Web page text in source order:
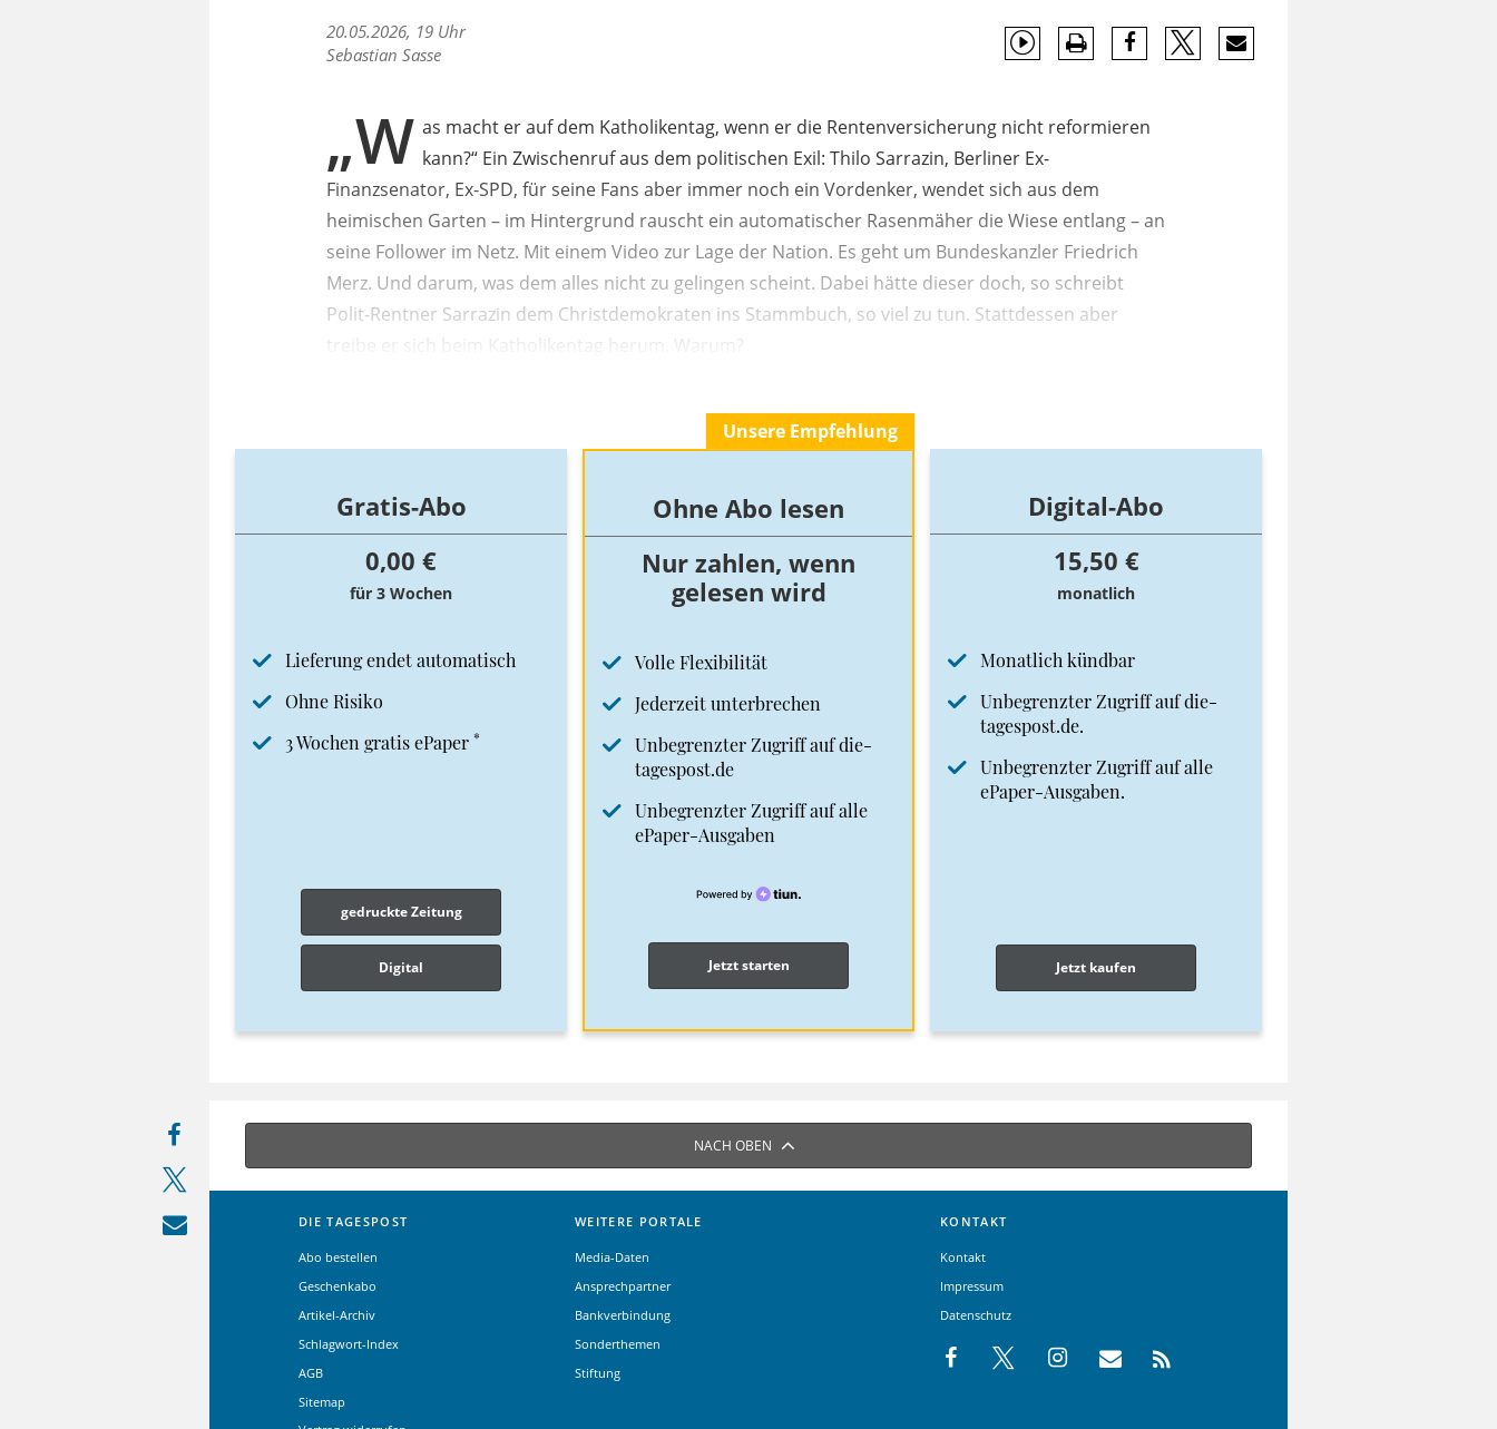
20.05.2026, 19 Uhr
Sebastian Sasse
„W as macht er auf dem Katholikentag, wenn er die Rentenversicherung nicht reformieren
kann?“ Ein Zwischenruf aus dem politischen Exil: Thilo Sarrazin, Berliner Ex-
Finanzsenator, Ex-SPD, für seine Fans aber immer noch ein Vordenker, wendet sich aus dem
heimischen Garten – im Hintergrund rauscht ein automatischer Rasenmäher die Wiese entlang – an
seine Follower im Netz. Mit einem Video zur Lage der Nation. Es geht um Bundeskanzler Friedrich
Merz. Und darum, was dem alles nicht zu gelingen scheint. Dabei hätte dieser doch, so schreibt
Polit-Rentner Sarrazin dem Christdemokraten ins Stammbuch, so viel zu tun. Stattdessen aber
treibe er sich beim Katholikentag herum. Warum?
Gratis-Abo
0,00 €
für 3 Wochen
Lieferung endet automatisch
Ohne Risiko
3 Wochen gratis ePaper *
gedruckte Zeitung
Digital
Unsere Empfehlung
Ohne Abo lesen
Nur zahlen, wenn
gelesen wird
Volle Flexibilität
Jederzeit unterbrechen
Unbegrenzter Zugriff auf die-
tagespost.de
Unbegrenzter Zugriff auf alle
ePaper-Ausgaben
Jetzt starten
Digital-Abo
15,50 €
monatlich
Monatlich kündbar
Unbegrenzter Zugriff auf die-
tagespost.de.
Unbegrenzter Zugriff auf alle
ePaper-Ausgaben.
Jetzt kaufen
NACH OBEN
DIE TAGESPOST
Abo bestellen
Geschenkabo
Artikel-Archiv
Schlagwort-Index
AGB
Sitemap
WEITERE PORTALE
Media-Daten
Ansprechpartner
Bankverbindung
Sonderthemen
Stiftung
KONTAKT
Kontakt
Impressum
Datenschutz